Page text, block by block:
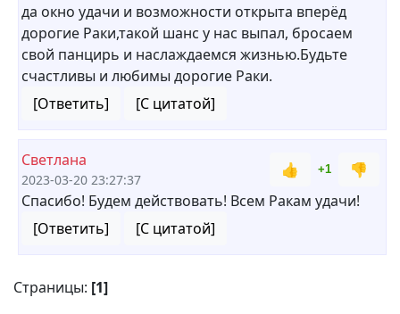
да окно удачи и возможности открыта вперёд
дорогие Раки,такой шанс у нас выпал, бросаем
свой панцирь и наслаждаемся жизнью.Будьте
счастливы и любимы дорогие Раки.
[Ответить]
[С цитатой]
Светлана
2023-03-20 23:27:37
👍 +1
👎
Спасибо! Будем действовать! Всем Ракам удачи!
[Ответить]
[С цитатой]
Страницы: [1]